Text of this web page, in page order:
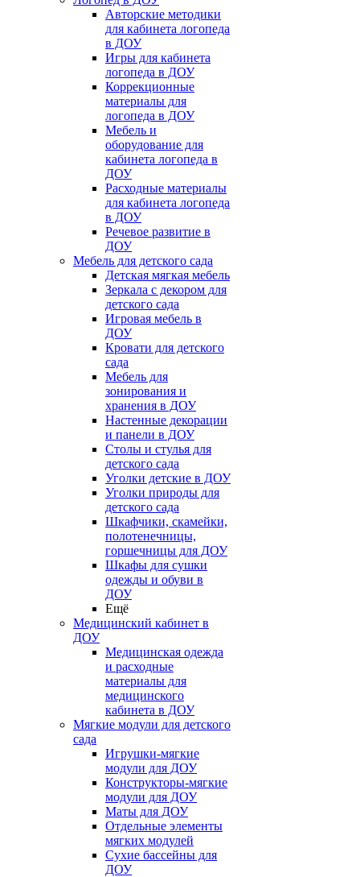
Авторские методики
для кабинета логопеда
в ДОУ
Игры для кабинета
логопеда в ДОУ
Коррекционные
материалы для
логопеда в ДОУ
Мебель и
оборудование для
кабинета логопеда в
ДОУ
Расходные материалы
для кабинета логопеда
в ДОУ
Речевое развитие в
ДОУ
Мебель для детского сада
Детская мягкая мебель
Зеркала с декором для
детского сада
Игровая мебель в
ДОУ
Кровати для детского
сада
Мебель для
зонирования и
хранения в ДОУ
Настенные декорации
и панели в ДОУ
Столы и стулья для
детского сада
Уголки детские в ДОУ
Уголки природы для
детского сада
Шкафчики, скамейки,
полотенечницы,
горшечницы для ДОУ
Шкафы для сушки
одежды и обуви в
ДОУ
Ещё
Медицинский кабинет в
ДОУ
Медицинская одежда
и расходные
материалы для
медицинского
кабинета в ДОУ
Мягкие модули для детского
сада
Игрушки-мягкие
модули для ДОУ
Конструкторы-мягкие
модули для ДОУ
Маты для ДОУ
Отдельные элементы
мягких модулей
Сухие бассейны для
ДОУ